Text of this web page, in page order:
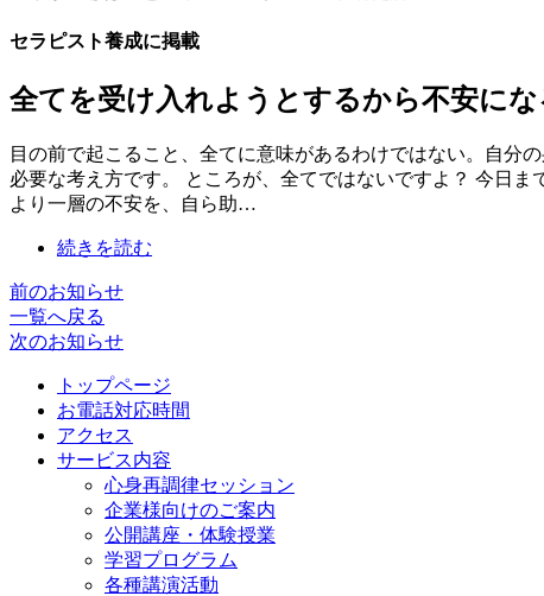
セラピスト養成に掲載
全てを受け入れようとするから不安にな
目の前で起こること、全てに意味があるわけではない。自分
必要な考え方です。 ところが、全てではないですよ？ 今日
より一層の不安を、自ら助…
続きを読む
前のお知らせ
一覧へ戻る
次のお知らせ
トップページ
お電話対応時間
アクセス
サービス内容
心身再調律セッション
企業様向けのご案内
公開講座・体験授業
学習プログラム
各種講演活動